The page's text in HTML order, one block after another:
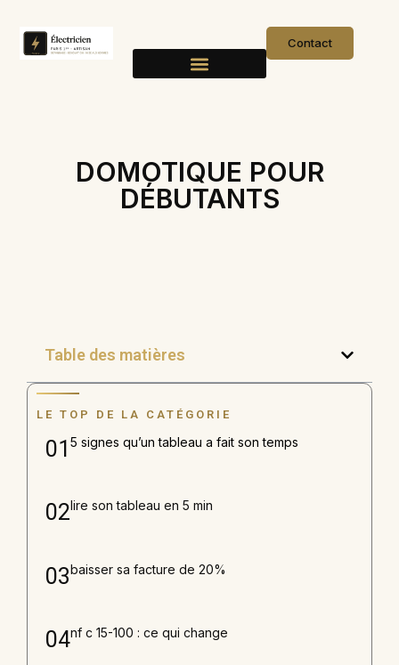
Contact
DOMOTIQUE POUR
DÉBUTANTS
Table des matières
LE TOP DE LA CATÉGORIE
01 5 signes qu’un tableau a fait son temps
02lire son tableau en 5 min
03baisser sa facture de 20%
04nf c 15-100 : ce qui change